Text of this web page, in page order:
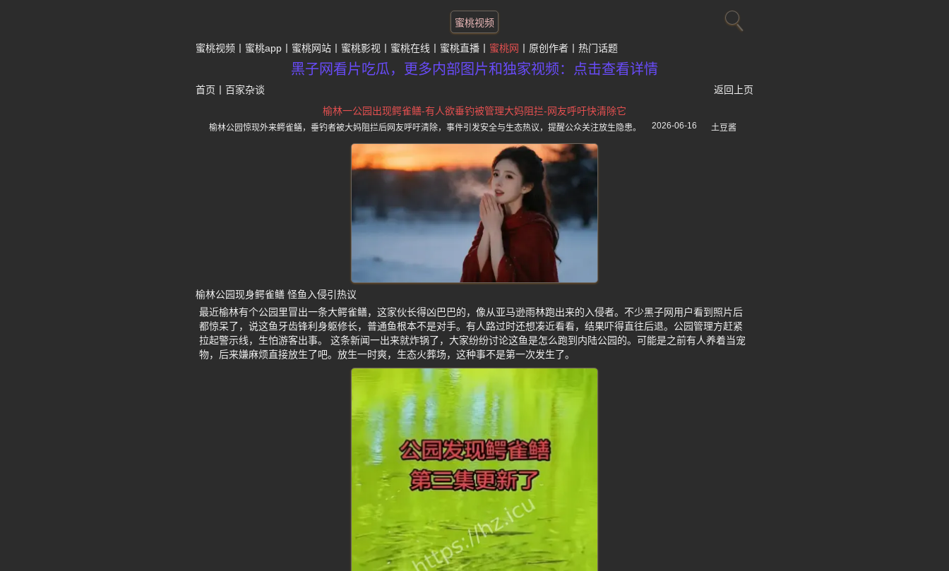
蜜桃视频
蜜桃视频 蜜桃app 蜜桃网站 蜜桃影视 蜜桃在线 蜜桃直播 蜜桃网 原创作者 热门话题
黑子网看片吃瓜，更多内部图片和独家视频：点击查看详情
首页 百家杂谈
返回上页
榆林一公园出现鳄雀鳝-有人欲垂钓被管理大妈阻拦-网友呼吁快清除它
榆林公园惊现外来鳄雀鳝，垂钓者被大妈阻拦后网友呼吁清除，事件引发安全与生态热议，提醒公众关注放生隐患。 2026-06-16 土豆酱
榆林公园现身鳄雀鳝 怪鱼入侵引热议
最近榆林有个公园里冒出一条大鳄雀鳝，这家伙长得凶巴巴的，像从亚马逊雨林跑出来的入侵者。不少黑子网用户看到照片后
都惊呆了，说这鱼牙齿锋利身躯修长，普通鱼根本不是对手。有人路过时还想凑近看看，结果吓得直往后退。公园管理方赶紧
拉起警示线，生怕游客出事。 这条新闻一出来就炸锅了，大家纷纷讨论这鱼是怎么跑到内陆公园的。可能是之前有人养着当宠
物，后来嫌麻烦直接放生了吧。放生一时爽，生态火葬场，这种事不是第一次发生了。